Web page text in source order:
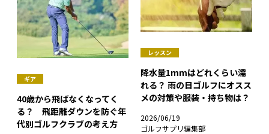
ギア
40歳から飛ばなくなってく
る？ 飛距離ダウンを防ぐ年
代別ゴルフクラブの考え方
レッスン
降水量1mmはどれくらい濡
れる？ 雨の日ゴルフにオスス
メの対策や服装・持ち物は？
2026/06/19
ゴルフサプリ編集部